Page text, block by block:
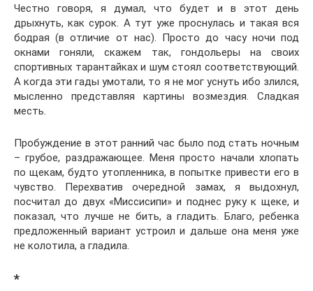
Честно говоря, я думал, что будет и в этот день
дрыхнуть, как сурок. А тут уже проснулась и такая вся
бодрая (в отличие от нас). Просто до часу ночи под
окнами гоняли, скажем так, гондольеры на своих
спортивных тарантайках и шум стоял соответствующий.
А когда эти гады умотали, то я не мог уснуть ибо злился,
мысленно представляя картины возмездия. Сладкая
месть.
Пробуждение в этот ранний час было под стать ночным
– грубое, раздражающее. Меня просто начали хлопать
по щекам, будто утопленника, в попытке привести его в
чувство. Перехватив очередной замах, я выдохнул,
посчитал до двух «Миссисипи» и поднес руку к щеке, и
показал, что лучше не бить, а гладить. Благо, ребенка
предложенный вариант устроил и дальше она меня уже
не колотила, а гладила.
*